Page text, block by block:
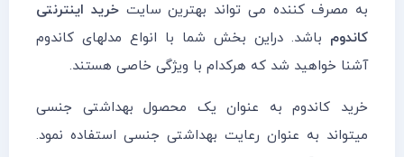
به مصرف کننده می تواند بهترین سایتخرید اینترنتی
کاندوم باشد. در‌این بخش شما با انواع مدلهای کاندوم
آشنا خواهید شد که هرکدام با ویژگی خاصی هستند.
خرید کاندوم به عنوان یک محصول بهداشتی جنسی
میتواند به عنوان رعایت بهداشتی جنسی استفاده نمود.